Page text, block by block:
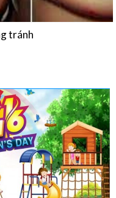
Dân Y Miền Đông
nhi